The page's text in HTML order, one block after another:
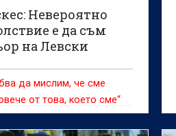
Невероятно
е да съм
на Левски
да мислим, че сме
от това, което сме“